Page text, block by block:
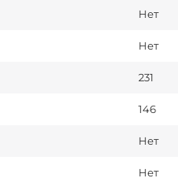
Нет
Нет
231
146
Нет
Нет